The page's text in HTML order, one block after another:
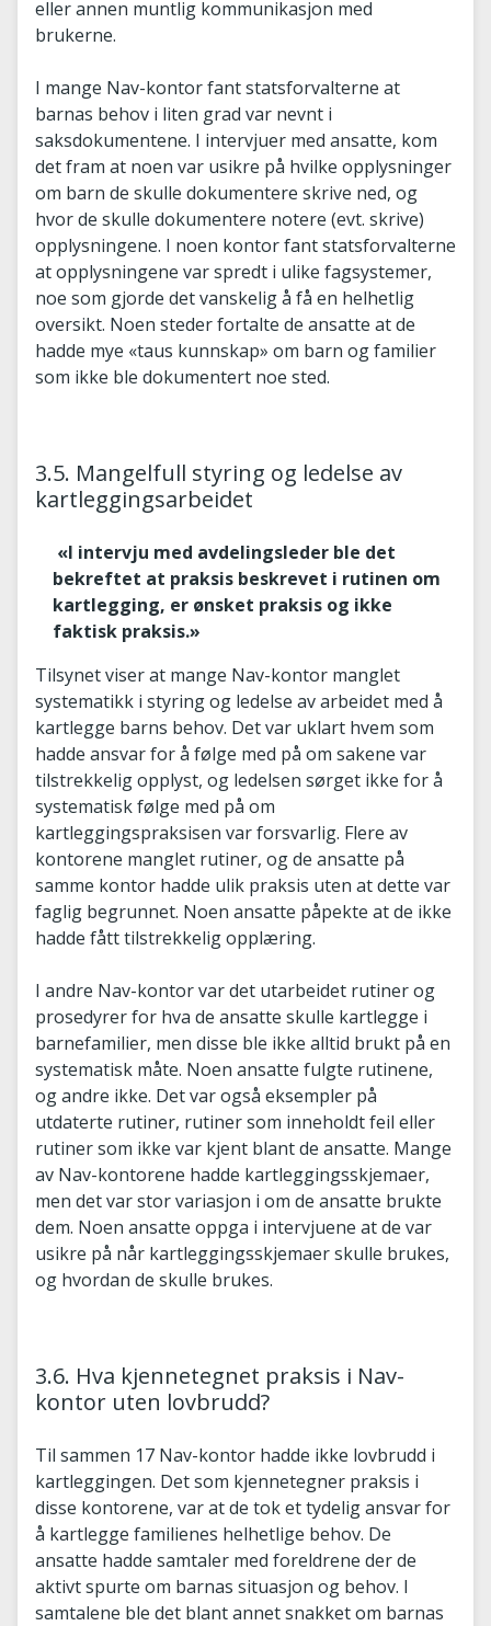
eller annen muntlig kommunikasjon med
brukerne.
I mange Nav-kontor fant statsforvalterne at
barnas behov i liten grad var nevnt i
saksdokumentene. I intervjuer med ansatte, kom
det fram at noen var usikre på hvilke opplysninger
om barn de skulle dokumentere skrive ned, og
hvor de skulle dokumentere notere (evt. skrive)
opplysningene. I noen kontor fant statsforvalterne
at opplysningene var spredt i ulike fagsystemer,
noe som gjorde det vanskelig å få en helhetlig
oversikt. Noen steder fortalte de ansatte at de
hadde mye «taus kunnskap» om barn og familier
som ikke ble dokumentert noe sted.
3.5. Mangelfull styring og ledelse av
kartleggingsarbeidet
«I intervju med avdelingsleder ble det
bekreftet at praksis beskrevet i rutinen om
kartlegging, er ønsket praksis og ikke
faktisk praksis.»
Tilsynet viser at mange Nav-kontor manglet
systematikk i styring og ledelse av arbeidet med å
kartlegge barns behov. Det var uklart hvem som
hadde ansvar for å følge med på om sakene var
tilstrekkelig opplyst, og ledelsen sørget ikke for å
systematisk følge med på om
kartleggingspraksisen var forsvarlig. Flere av
kontorene manglet rutiner, og de ansatte på
samme kontor hadde ulik praksis uten at dette var
faglig begrunnet. Noen ansatte påpekte at de ikke
hadde fått tilstrekkelig opplæring.
I andre Nav-kontor var det utarbeidet rutiner og
prosedyrer for hva de ansatte skulle kartlegge i
barnefamilier, men disse ble ikke alltid brukt på en
systematisk måte. Noen ansatte fulgte rutinene,
og andre ikke. Det var også eksempler på
utdaterte rutiner, rutiner som inneholdt feil eller
rutiner som ikke var kjent blant de ansatte. Mange
av Nav-kontorene hadde kartleggingsskjemaer,
men det var stor variasjon i om de ansatte brukte
dem. Noen ansatte oppga i intervjuene at de var
usikre på når kartleggingsskjemaer skulle brukes,
og hvordan de skulle brukes.
3.6. Hva kjennetegnet praksis i Nav-
kontor uten lovbrudd?
Til sammen 17 Nav-kontor hadde ikke lovbrudd i
kartleggingen. Det som kjennetegner praksis i
disse kontorene, var at de tok et tydelig ansvar for
å kartlegge familienes helhetlige behov. De
ansatte hadde samtaler med foreldrene der de
aktivt spurte om barnas situasjon og behov. I
samtalene ble det blant annet snakket om barnas